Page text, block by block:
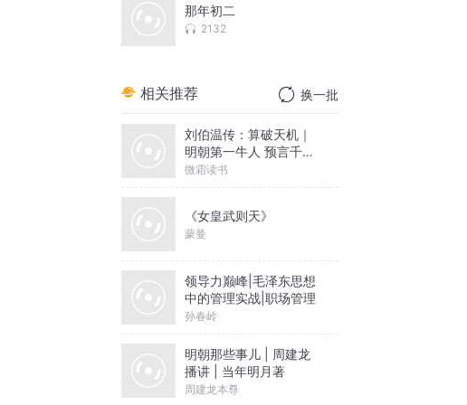
那年初二
2132
相关推荐 换一批
刘伯温传：算破天机｜
明朝第一牛人 预言千年
国运
微霜读书
《女皇武则天》
蒙曼
领导力巅峰|毛泽东思想
中的管理实战|职场管理
孙春岭
明朝那些事儿 | 周建龙
播讲 | 当年明月著
周建龙本尊